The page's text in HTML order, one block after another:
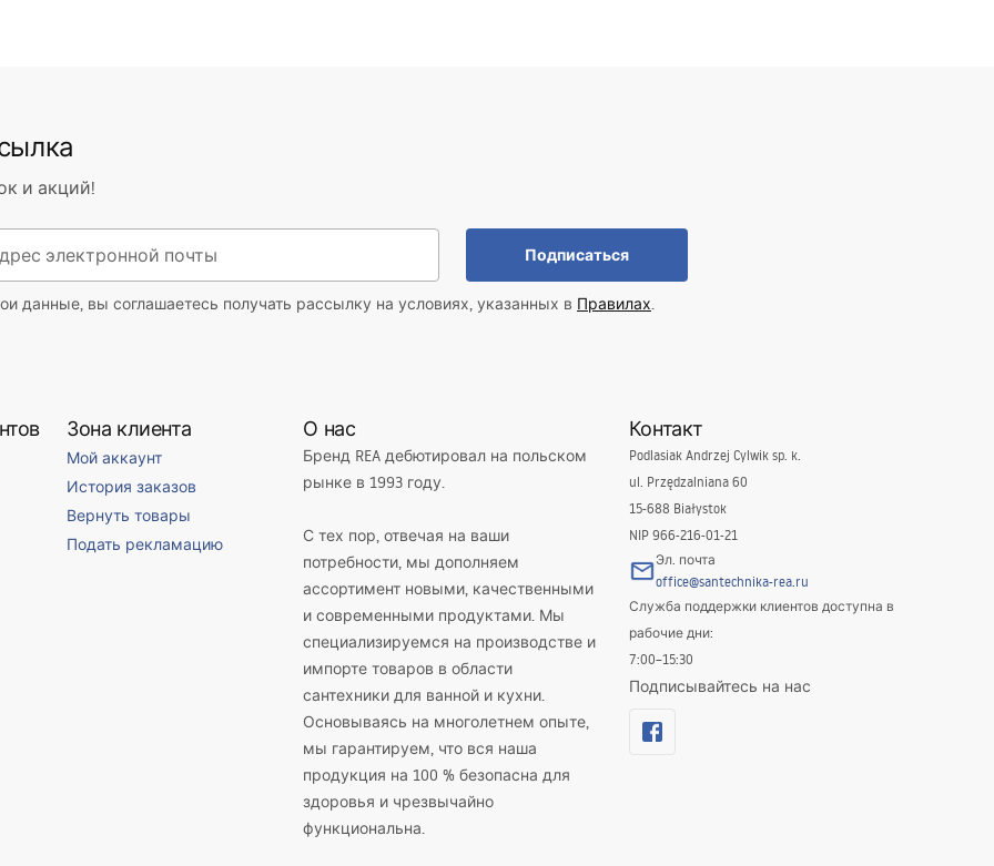
и акций!
Подписаться
данные, вы соглашаетесь получать рассылку на условиях, указанных в Правилах.
Зона клиента
Мой аккаунт
История заказов
Вернуть товары
Подать рекламацию
О нас
Бренд REA дебютировал на польском
рынке в 1993 году.
С тех пор, отвечая на ваши
потребности, мы дополняем
ассортимент новыми, качественными
и современными продуктами. Мы
специализируемся на производстве и
импорте товаров в области
сантехники для ванной и кухни.
Основываясь на многолетнем опыте,
мы гарантируем, что вся наша
продукция на 100 % безопасна для
здоровья и чрезвычайно
функциональна.
Контакт
Podlasiak Andrzej Cylwik sp. k.
ul. Przędzalniana 60
15-688 Białystok
NIP 966-216-01-21
Эл. почта
office@santechnika-rea.ru
Служба поддержки клиентов доступна в
рабочие дни:
7:00–15:30
Подписывайтесь на нас